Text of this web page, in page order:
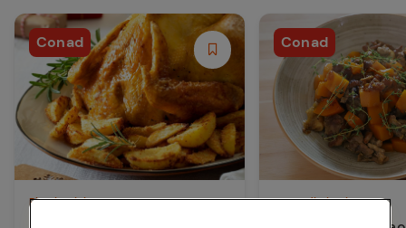
Conad
Piatti Unici
Conad
Secondi Piatti